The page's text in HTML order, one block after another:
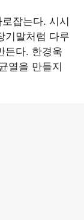
잡는다. 시시
기말처럼 다루
든다. 한경욱
열을 만들지